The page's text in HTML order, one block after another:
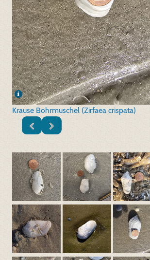
Krause Bohrmuschel (Zirfaea crispata)